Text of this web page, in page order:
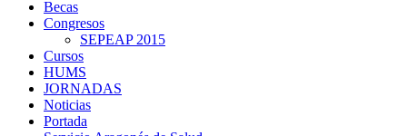
Becas
Congresos
SEPEAP 2015
Cursos
HUMS
JORNADAS
Noticias
Portada